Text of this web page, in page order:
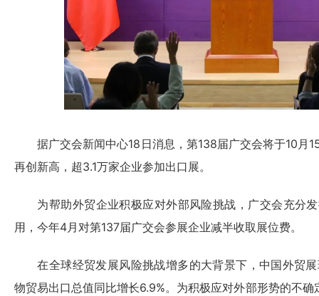
据广交会新闻中心18日消息，第138届广交会将于10月
再创新高，超3.1万家企业参加出口展。
为帮助外贸企业积极应对外部风险挑战，广交会充分发
用，今年4月对第137届广交会参展企业减半收取展位费。
在全球经贸发展风险挑战增多的大背景下，中国外贸展
物贸易出口总值同比增长6.9%。为积极应对外部形势的不